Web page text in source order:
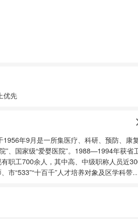
优先
年9月是一所集医疗、科研、预防、康复
”、国家级“爱婴医院”。1988—1994年获省
职工700余人，其中高、中级职称人员近
市“533”“十百千”人才培养对象及区学科带
淮安市第一人民医院组建紧密型医疗联合